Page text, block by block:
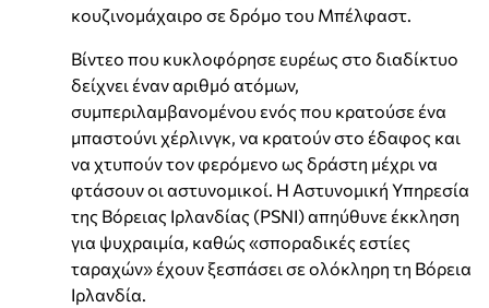
κουζινομάχαιρο σε δρόμο του Μπέλφαστ.
Βίντεο που κυκλοφόρησε ευρέως στο διαδίκτυο
δείχνει έναν αριθμό ατόμων,
συμπεριλαμβανομένου ενός που κρατούσε ένα
μπαστούνι χέρλινγκ, να κρατούν στο έδαφος και
να χτυπούν τον φερόμενο ως δράστη μέχρι να
φτάσουν οι αστυνομικοί. Η Αστυνομική Υπηρεσία
της Βόρειας Ιρλανδίας (PSNI) απηύθυνε έκκληση
για ψυχραιμία, καθώς «σποραδικές εστίες
ταραχών» έχουν ξεσπάσει σε ολόκληρη τη Βόρεια
Ιρλανδία.